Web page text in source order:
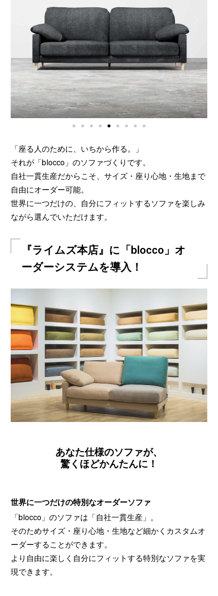
「座る人のために、いちから作る。」
それが「blocco」のソファづくりです。
自社一貫生産だからこそ、サイズ・座り心地・生地まで
自由にオーダー可能。
世界に一つだけの、自分にフィットするソファを楽しみ
ながら選んでいただけます。
『ライムズ本店』に「blocco」オ
ーダーシステムを導入！
あなた仕様のソファが、
驚くほどかんたんに！
世界に一つだけの特別なオーダーソファ
「blocco」のソファは「自社一貫生産」。
そのためサイズ・座り心地・生地など細かくカスタムオ
ーダーすることができます。
より自由に楽しく自分にフィットする特別なソファを実
現できます。